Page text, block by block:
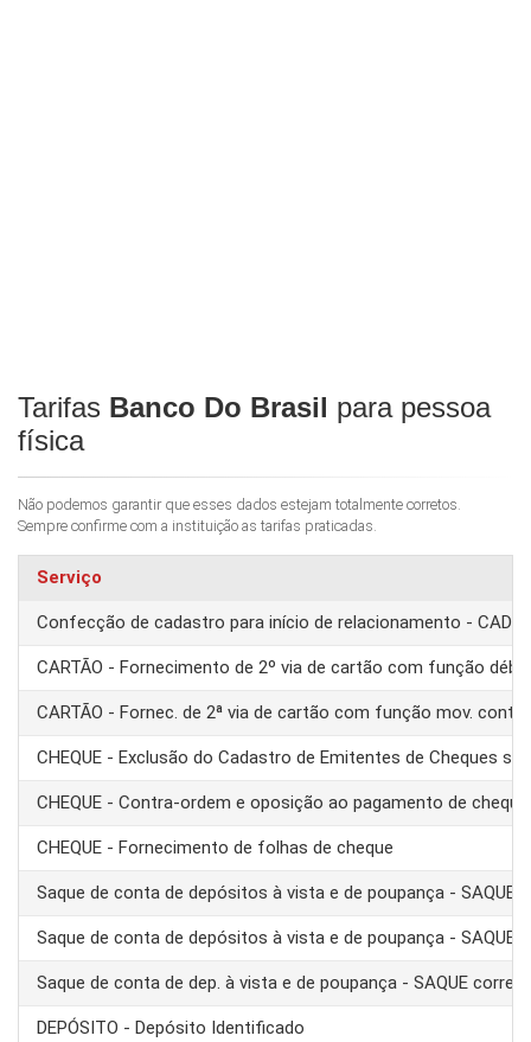
Tarifas Banco Do Brasil para pessoa
física
Não podemos garantir que esses dados estejam totalmente corretos.
Sempre confirme com a instituição as tarifas praticadas.
Serviço
Confecção de cadastro para início de relacionamento -
CARTÃO - Fornecimento de 2º via de cartão com função
CARTÃO - Fornec. de 2ª via de cartão com função mov. conta
CHEQUE - Exclusão do Cadastro de Emitentes de Cheques
CHEQUE - Contra-ordem e oposição ao pagamento de cheque
CHEQUE - Fornecimento de folhas de cheque
Saque de conta de depósitos à vista e de poupança - SAQUE
Saque de conta de depósitos à vista e de poupança - SAQUE
Saque de conta de dep. à vista e de poupança - SAQUE
DEPÓSITO - Depósito Identificado